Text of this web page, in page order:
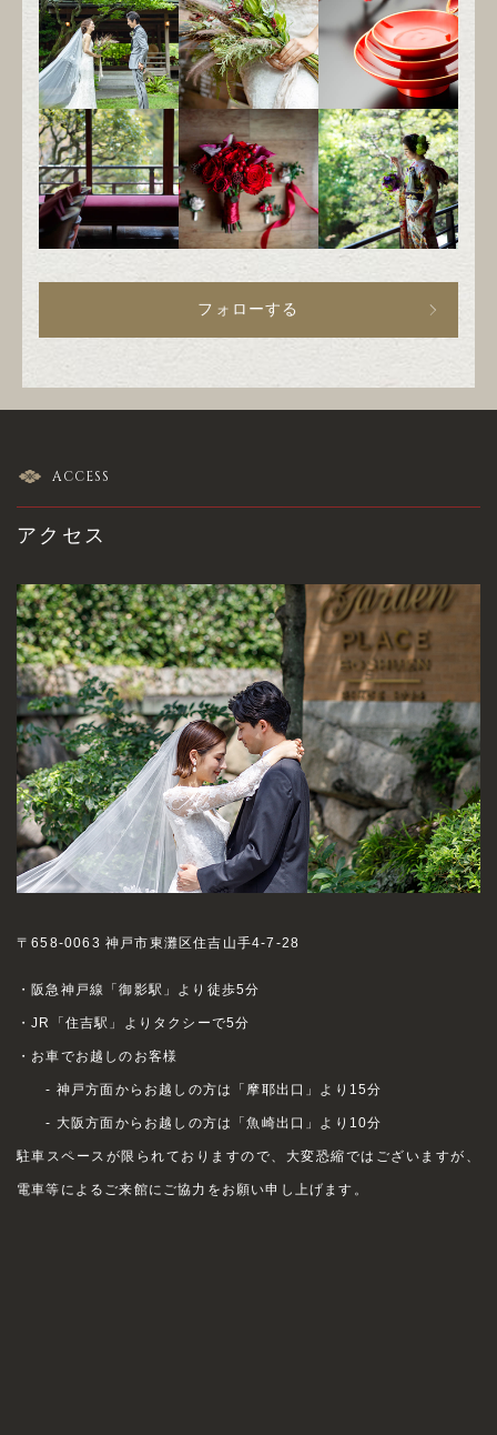
フォローする
ACCESS
アクセス
〒658-0063 神戸市東灘区住吉山手4-7-28
・阪急神戸線「御影駅」より徒歩5分
・JR「住吉駅」よりタクシーで5分
・お車でお越しのお客様
- 神戸方面からお越しの方は「摩耶出口」より15分
- 大阪方面からお越しの方は「魚崎出口」より10分
駐車スペースが限られておりますので、大変恐縮ではございますが、
電車等によるご来館にご協力をお願い申し上げます。